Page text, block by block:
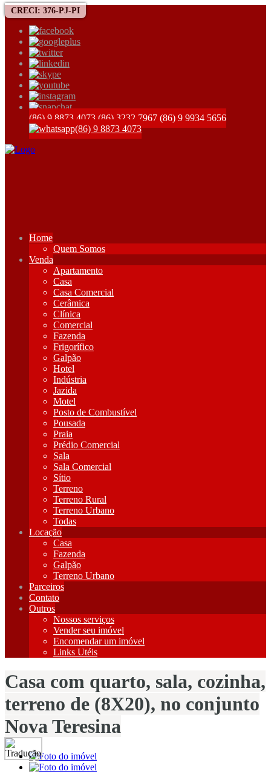
CRECI: 376-PJ-PI
(86) 9 8873 4073 (86) 3232 7967 (86) 9 9934 5656
(86) 9 8873 4073
Home
Quem Somos
Venda
Apartamento
Casa
Casa Comercial
Cerâmica
Clínica
Comercial
Fazenda
Frigorífico
Galpão
Hotel
Indústria
Jazida
Motel
Posto de Combustível
Pousada
Praia
Prédio Comercial
Sala
Sala Comercial
Sítio
Terreno
Terreno Rural
Terreno Urbano
Todas
Locação
Casa
Fazenda
Galpão
Terreno Urbano
Parceiros
Contato
Outros
Nossos serviços
Vender seu imóvel
Encomendar um imóvel
Links Utéis
Casa com quarto, sala, cozinha,
terreno de (8X20), no conjunto
Nova Teresina